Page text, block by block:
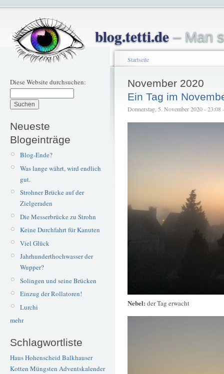
blog.tetti.de– Man
Diese Website durchsuchen:
Neueste
Blogeinträge
Blog-Ende?
Was lange währt, wird endlich
gut.
Strohner Brücke auf der
Zielgeraden
Die Messerbrücke zu Strohn
Keine Durchfahrt für Kanuten
Viel Glück
Jahrhunderthochwasser der
Wupper?
Solingen und seine Brücken
Einzug der Rollatoren!
Lurchi
mehr
Schlagwortliste
Haus Hohenscheid Balkhauser
Kotten Müngsten Adventskalender
Startseite
November 2020
Ein Tag im
Donnerstag, 5. November 2020 - 23:08
Nebel: der Tag erwacht